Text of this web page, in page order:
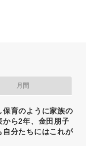
月間
保育のように家族の
から2年、金田朋子
自分たちにはこれが